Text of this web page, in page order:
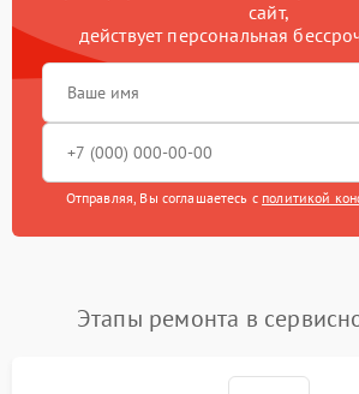
сайт,
действует персональная
Отправляя, Вы соглашаетесь с политикой
Этапы ремонта в